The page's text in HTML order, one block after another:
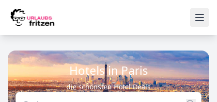
Hotels in Paris
die schönsten Hotel Deals